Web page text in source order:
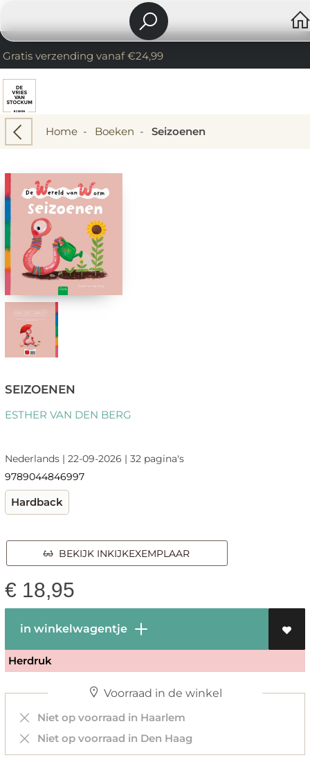
Gratis verzending vanaf €24,99
Home- Boeken - Seizoenen
SEIZOENEN
ESTHER VAN DEN BERG
Nederlands | 22-09-2026 | 32 pagina's
9789044846997
Hardback
BEKIJK INKIJKEXEMPLAAR
€ 18,95
in winkelwagentje
Herdruk
Voorraad in de winkel
Niet op voorraad in Haarlem
Niet op voorraad in Den Haag